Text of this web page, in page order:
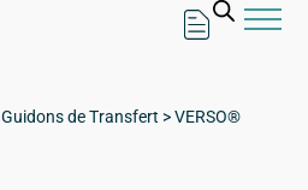
Guidons de Transfert >VERSO®